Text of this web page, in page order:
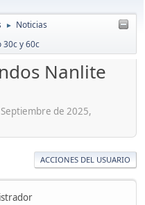
► Noticias
30c y 60c
Nanlite
de 2025,
ACCIONES DEL USUARIO